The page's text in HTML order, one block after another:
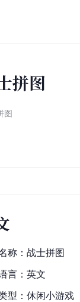
拼图
图
称：战士拼图
言：英文
型：休闲小游戏